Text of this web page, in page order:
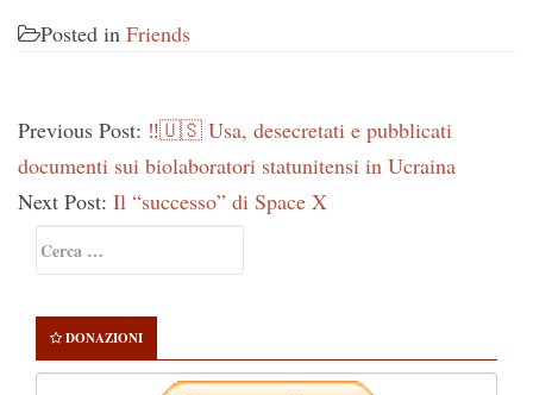
Posted in Friends
Previous Post: ‼️🇺🇸 Usa, desecretati e pubblicati
documenti sui biolaboratori statunitensi in Ucraina
Next Post: Il “successo” di Space X
Sidebar
per:
DONAZIONI